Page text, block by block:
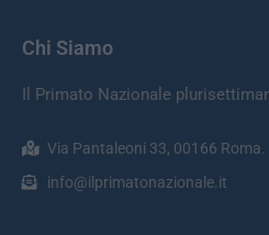
Chi Siamo
Il Primato Nazionale
Via Pantaleoni 33, 00166 Roma.
info@ilprimatonazionale.it